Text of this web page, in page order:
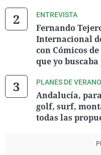
ENTREVISTA
Fernando
Internacional
con Cómicos
que yo
PLANES DE
Andalucía,
golf, surf,
todas las